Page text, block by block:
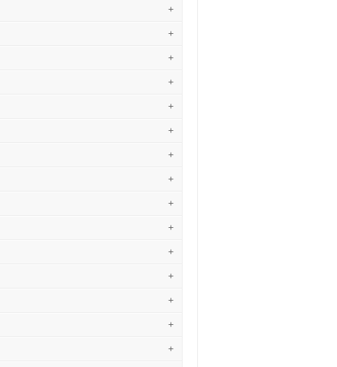
+
+
+
+
+
+
+
+
+
+
+
+
+
+
+